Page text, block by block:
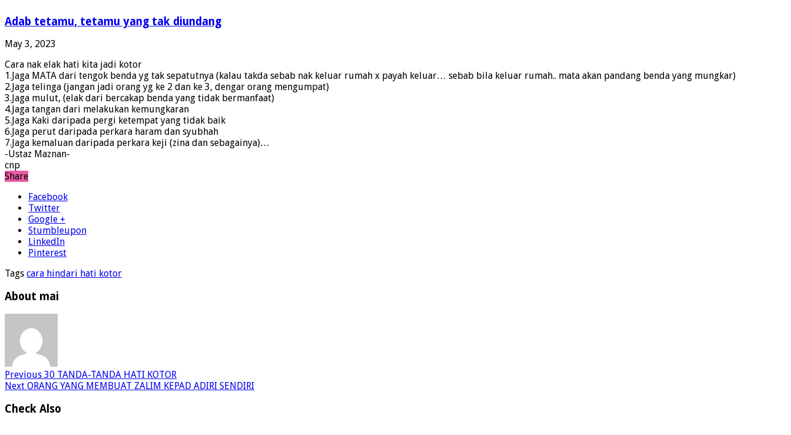
Adab tetamu, tetamu yang tak diundang
May 3, 2023
Cara nak elak hati kita jadi kotor
1.Jaga MATA dari tengok benda yg tak sepatutnya (kalau takda sebab nak keluar rumah x payah keluar… sebab bila keluar rumah.. mata akan pandang benda yang mungkar)
2.Jaga telinga (jangan jadi orang yg ke 2 dan ke 3, dengar orang mengumpat)
3.Jaga mulut, (elak dari bercakap benda yang tidak bermanfaat)
4.Jaga tangan dari melakukan kemungkaran
5.Jaga Kaki daripada pergi ketempat yang tidak baik
6.Jaga perut daripada perkara haram dan syubhah
7.Jaga kemaluan daripada perkara keji (zina dan sebagainya)…
-Ustaz Maznan-
cnp
Share
Facebook
Twitter
Google +
Stumbleupon
LinkedIn
Pinterest
Tags cara hindari hati kotor
About mai
Previous 30 TANDA-TANDA HATI KOTOR
Next ORANG YANG MEMBUAT ZALIM KEPAD ADIRI SENDIRI
Check Also